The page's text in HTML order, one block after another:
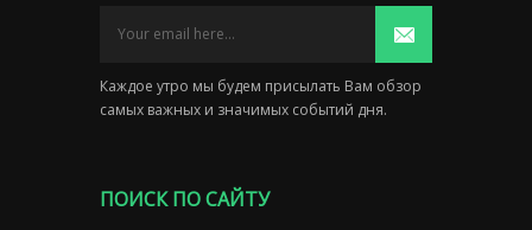
Каждое утро мы будем присылать Вам обзор
самых важных и значимых событий дня.
ПОИСК ПО САЙТУ